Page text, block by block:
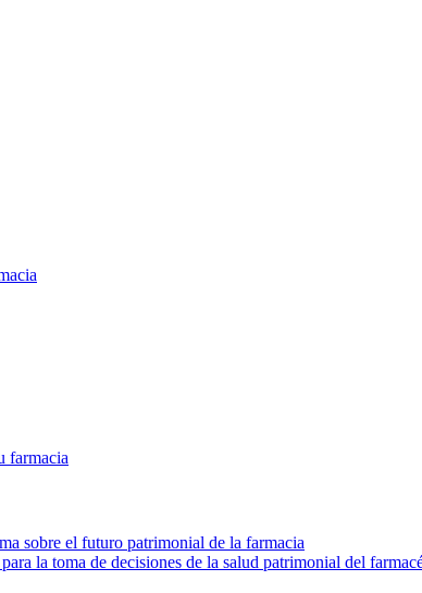
farmacia
sobre el futuro patrimonial de la farmacia
la toma de decisiones de la salud patrimonial del